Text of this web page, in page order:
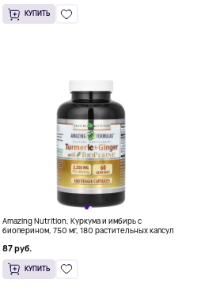
КУПИТЬ
Amazing Nutrition, Куркума и имбирь с
биоперином, 750 мг, 180 растительных капсул
87 руб.
КУПИТЬ